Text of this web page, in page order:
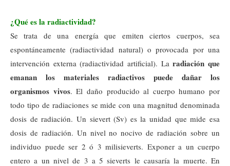
¿Qué es la radiactividad?
Se trata de una energía que emiten ciertos cuerpos, sea
espontáneamente (radiactividad natural) o provocada por una
intervención externa (radiactividad artificial). Laradiación que
emanan los materiales radiactivos puede dañar los
organismos vivos. El daño producido al cuerpo humano por
todo tipo de radiaciones se mide con una magnitud denominada
dosis de radiación. Un sievert (Sv) es la unidad que mide esa
dosis de radiación. Un nivel no nocivo de radiación sobre un
individuo puede ser 2 ó 3 milisieverts. Exponer a un cuerpo
entero a un nivel de 3 a 5 sieverts le causaría la muerte. En